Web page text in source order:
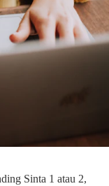
Sinta 1 atau 2,